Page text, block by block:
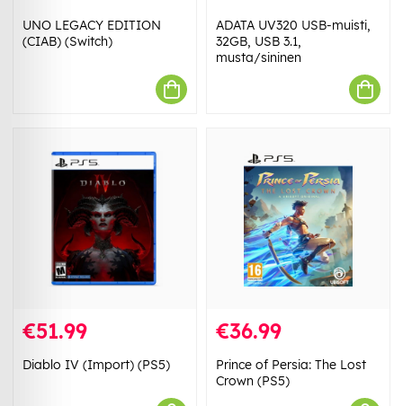
UNO LEGACY EDITION
(CIAB) (Switch)
ADATA UV320 USB-muisti,
32GB, USB 3.1,
musta/sininen
€51.99
Diablo IV (Import) (PS5)
€36.99
Prince of Persia: The Lost
Crown (PS5)